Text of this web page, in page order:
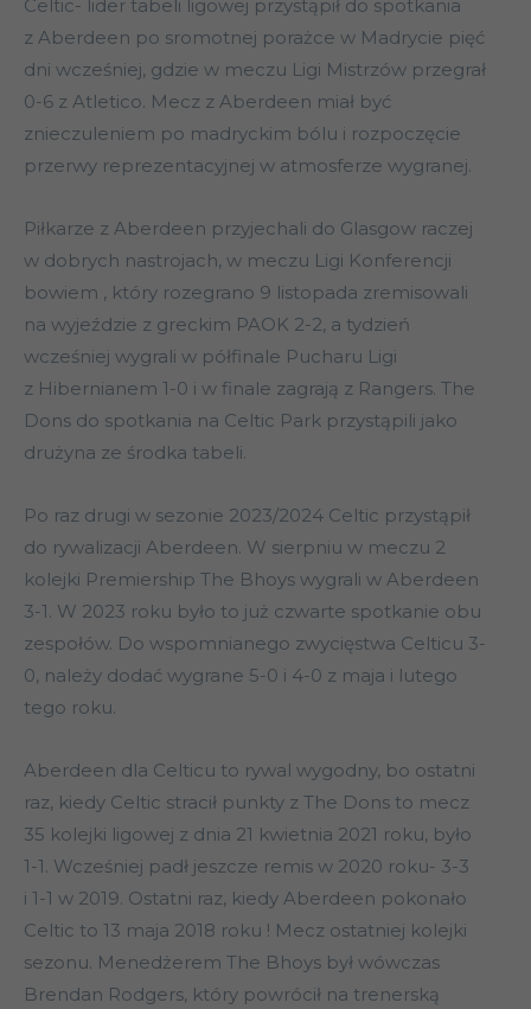
Celtic- lider tabeli ligowej przystąpił do spotkania
z Aberdeen po sromotnej porażce w Madrycie pięć
dni wcześniej, gdzie w meczu Ligi Mistrzów przegrał
0-6 z Atletico. Mecz z Aberdeen miał być
znieczuleniem po madryckim bólu i rozpoczęcie
przerwy reprezentacyjnej w atmosferze wygranej.
Piłkarze z Aberdeen przyjechali do Glasgow raczej
w dobrych nastrojach, w meczu Ligi Konferencji
bowiem , który rozegrano 9 listopada zremisowali
na wyjeździe z greckim PAOK 2-2, a tydzień
wcześniej wygrali w półfinale Pucharu Ligi
z Hibernianem 1-0 i w finale zagrają z Rangers. The
Dons do spotkania na Celtic Park przystąpili jako
drużyna ze środka tabeli.
Po raz drugi w sezonie 2023/2024 Celtic przystąpił
do rywalizacji Aberdeen. W sierpniu w meczu 2
kolejki Premiership The Bhoys wygrali w Aberdeen
3-1. W 2023 roku było to już czwarte spotkanie obu
zespołów. Do wspomnianego zwycięstwa Celticu 3-
0, należy dodać wygrane 5-0 i 4-0 z maja i lutego
tego roku.
Aberdeen dla Celticu to rywal wygodny, bo ostatni
raz, kiedy Celtic stracił punkty z The Dons to mecz
35 kolejki ligowej z dnia 21 kwietnia 2021 roku, było
1-1. Wcześniej padł jeszcze remis w 2020 roku- 3-3
i 1-1 w 2019. Ostatni raz, kiedy Aberdeen pokonało
Celtic to 13 maja 2018 roku ! Mecz ostatniej kolejki
sezonu. Menedżerem The Bhoys był wówczas
Brendan Rodgers, który powrócił na trenerską